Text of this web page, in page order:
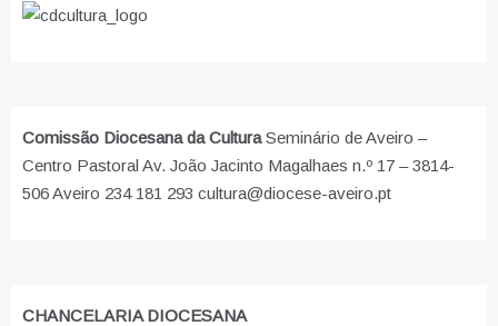
Comissão Diocesana da CulturaSeminário de Aveiro –
Centro Pastoral Av. João Jacinto Magalhaes n.º 17 – 3814-
506 Aveiro 234 181 293 cultura@diocese-aveiro.pt
CHANCELARIA DIOCESANA